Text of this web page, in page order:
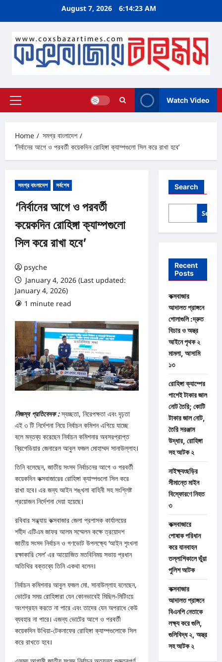
August 7, 2026 6:14:23 AM
Primary
Watch Video
Home
সমগ্র বাংলাদেশ
‘নির্বানের আগে ও পরবর্তী কয়েকদিন রোহিঙ্গা ক্যাম্পগুলো সিল করে রাখা হবে’
সমগ্র বাংলাদেশ সর্বশেষ
‘নির্বানের আগে ও পরবর্তী
কয়েকদিন রোহিঙ্গা ক্যাম্পগুলো
সিল করে রাখা হবে’
psyche
January 4, 2026 (Last updated:
January 4, 2026)
1 minute read
নিজস্ব প্রতিবেদক :স্বচ্ছতা, নিরেপক্ষতা এবং দৃঢ়তা
এই ৩ টি নির্দেশনা নিয়ে নির্বাচন কমিশন এগিয়ে যাচ্ছে
বলে মন্তব্য করেছেন নির্বাচন কমিশনার অবসরপ্রাপ্ত
ব্রিগেডিয়ার জেনারেল আবুল ফজল মোহাম্মদ সানাউল্লাহ।
তিনি বলেছেন, জাতীয় সংসদ নির্বাচনের আগে ও পরবর্তী
কয়েকদিন কক্সবাজারের রোহিঙ্গা ক্যাম্পগুলো সিল করে
রাখা হবে। এর জন্য আইন শঙ্খলা বাহিনী সহ সংশ্লিষ্ট
প্রয়োজন নির্দেশনা দেয়া হয়েছে।
রবিবার সন্ধ্যায় কক্সবাজার জেলা প্রশাসক কার্যালয়ের
শহীদ এটিএম জাফর আলম সম্মেলন কক্ষে ত্রয়োদশ
জাতীয় সংসদ নির্বাচন ও গণভোট উপলক্ষ্যে ‘আইন শৃংখলা
রক্ষাকারি সেল’ এর আয়োজিত মতবিনিময় সভায় প্রধান
অতিথির বক্তব্যে তিনি একথা বলেন।
নির্বাচন কমিশনার আবুল ফজল মো. সানাউল্লাহ বলেছেন,
ভোটের সময় রোহিঙ্গারা যেন কোনভাবেই মিছিল-মিটিংয়ে
অংশগ্রহন করতে না পারে এবং তাদের যেন অপরাধে কেউ
ব্যবহার না পারে। এজন্য ভোটের আগে ও পরবর্তী
কয়েকদিন উখিয়া-টেকনাফের রোহিঙ্গা ক্যাম্পগুলোকে সিল
করে রাখতে হবে।
Search
Recent
Posts
কক্সবাজার
আদালত প্রাঙ্গনে
গোলাগুলি :দ্রুত
বিচার ও অস্ত্র
আইনে পৃথক ২
মামলা, আসামি
১৩
রোহিঙ্গা ক্যাম্পের
পাশেই টাকার জাল
নোট তৈরি; কোটি
টাকার জাল নোট,
তৈরি সরঞ্জাম
উদ্ধার, রোহিঙ্গা
সহ আটক ২
নাইক্ষ্যংছড়ির
সীমান্তে মাইন
বিস্ফোরণে নিহত
৩
কক্সবাজারে
পোষাক পরিধান
করে যানবাহন
তল্লাশিকালে ভুঁয়া
পুলিশ আটক
কক্সবাজার
আদালত প্রাঙ্গনে
বিএনপি নেতাকে
লক্ষ্য করে গুলি,
গুলিবিদ্ধ ২, অস্ত্র
সহ আটক ২